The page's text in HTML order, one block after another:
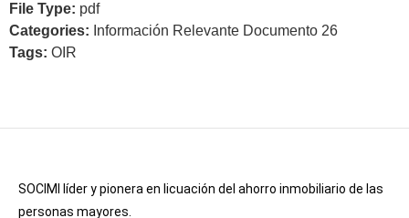
File Type: pdf
Categories: Información Relevante Documento 26
Tags: OIR
SOCIMI líder y pionera en licuación del ahorro inmobiliario de las
personas mayores.